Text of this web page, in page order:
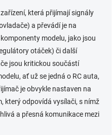
která přijímají signály
a převádí je na
modelu, jako jsou
otáček) či další
jsou kritickou součástí
ať už se jedná o RC auta,
je obvykle nastaven na
který odpovídá vysílači, s nímž
a přesná komunikace mezi